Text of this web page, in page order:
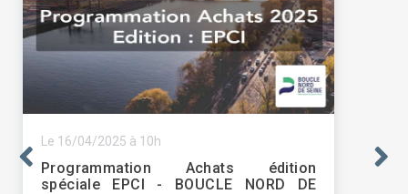
Le 16/04/2025 à 10h
Programmation Achats édition
spéciale EPCI - BOUCLE NORD DE